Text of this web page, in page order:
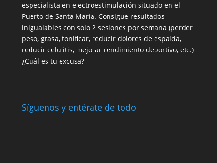
especialista en electroestimulación situado en el
Puerto de Santa María. Consigue resultados
inigualables con solo 2 sesiones por semana (perder
peso, grasa, tonificar, reducir dolores de espalda,
reducir celulitis, mejorar rendimiento deportivo, etc.)
¿Cuál es tu excusa?
Síguenos y entérate de todo